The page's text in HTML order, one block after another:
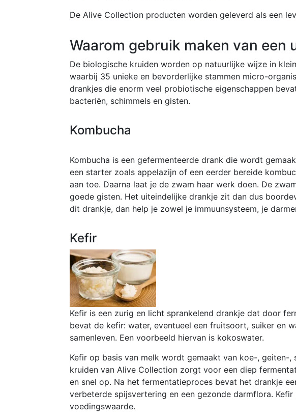
De Alive Collection producten worden geleverd als een
Waarom gebruik maken van een
De biologische kruiden worden op natuurlijke wijze in
waarbij 35 unieke en bevorderlijke stammen micro-
drankjes die enorm veel probiotische eigenschappen
bacteriën, schimmels en gisten.
Kombucha
Kombucha is een gefermenteerde drank die wordt
een starter zoals appelazijn of een eerder bereide
aan toe. Daarna laat je de zwam haar werk doen. De
goede gisten. Het uiteindelijke drankje zit dan dus
dit drankje, dan help je zowel je immuunsysteem, je
Kefir
Kefir is een zurig en licht sprankelend drankje dat door
bevat de kefir: water, eventueel een fruitsoort, suiker en
samenleven. Een voorbeeld hiervan is kokoswater.
Kefir op basis van melk wordt gemaakt van koe-, geiten-
kruiden van Alive Collection zorgt voor een diep
en snel op. Na het fermentatieproces bevat het drankje
verbeterde spijsvertering en een gezonde darmflora.
voedingswaarde.